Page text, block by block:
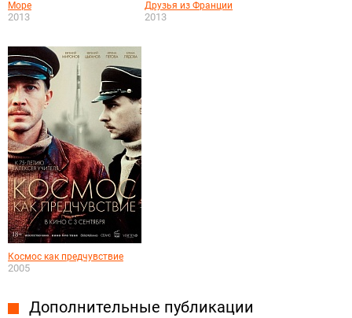
Море
2013
Друзья из Франции
2013
Космос как предчувствие
2005
Дополнительные публикации